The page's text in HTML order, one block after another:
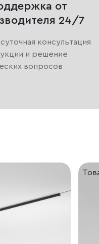
от
24/7
консультация
и решение
вопросов